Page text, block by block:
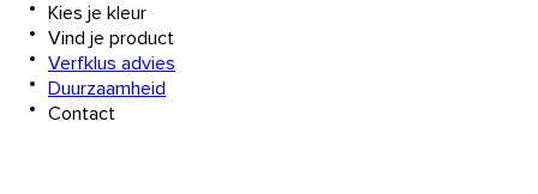
Kies je kleur
Vind je product
Verfklus advies
Duurzaamheid
Contact